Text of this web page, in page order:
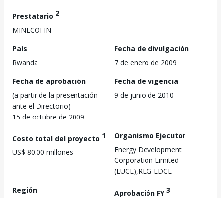
Prestatario 2
MINECOFIN
País
Rwanda
Fecha de divulgación
7 de enero de 2009
Fecha de aprobación
(a partir de la presentación
ante el Directorio)
15 de octubre de 2009
Fecha de vigencia
9 de junio de 2010
Costo total del proyecto 1
US$ 80.00 millones
Organismo Ejecutor
Energy Development
Corporation Limited
(EUCL),REG-EDCL
Región
Aprobación FY3